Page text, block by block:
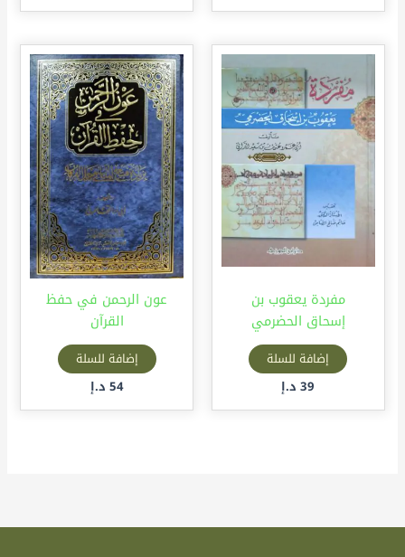
مفردة يعقوب بن
إسحاق الحضرمي
إضافة للسلة
39 د.إ
عون الرحمن في حفظ
القرآن
إضافة للسلة
54 د.إ